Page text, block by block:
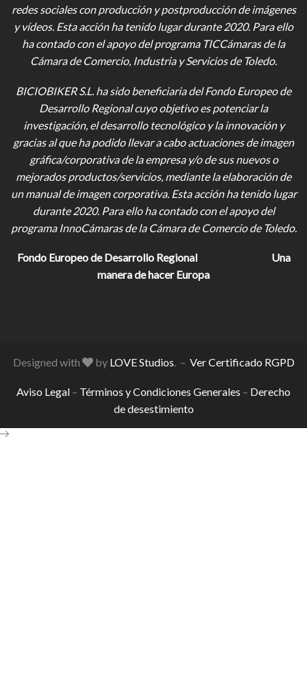
redes sociales con producción y postproducción de imágenes
y vídeos. Esta acción ha tenido lugar durante 2020. Para ello
ha contado con el apoyo del programa TICCámaras de la
Cámara de Comercio, Industria y Servicios de Toledo.
BICIOBIKER S.L. ha sido beneficiaria del Fondo Europeo de
Desarrollo Regional cuyo objetivo es potenciar la
investigación, el desarrollo tecnológico y la innovación y
gracias al que ha podido llevar a cabo actuaciones de imagen
gráfica/corporativa de la empresa y/o de sus nuevos o
mejorados productos/servicios, mediante la elaboración de
un manual de imagen corporativa. Esta acción ha tenido lugar
durante 2020. Para ello ha contado con el apoyo del
programa InnoCámaras de la Cámara de Comercio de Toledo.
Fondo Europeo de Desarrollo Regional
Una
manera de hacer Europa
Designed with by LOVE Studios . – Ver Certificado RGPD
Aviso Legal – Términos y Condiciones Generales – Derecho
de desestimiento